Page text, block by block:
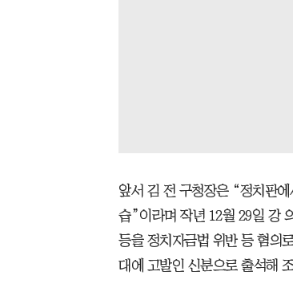
앞서 김 전 구청장은 “정치판
습”이라며 작년 12월 29일 강
등을 정치자금법 위반 등 혐의
대에 고발인 신분으로 출석해